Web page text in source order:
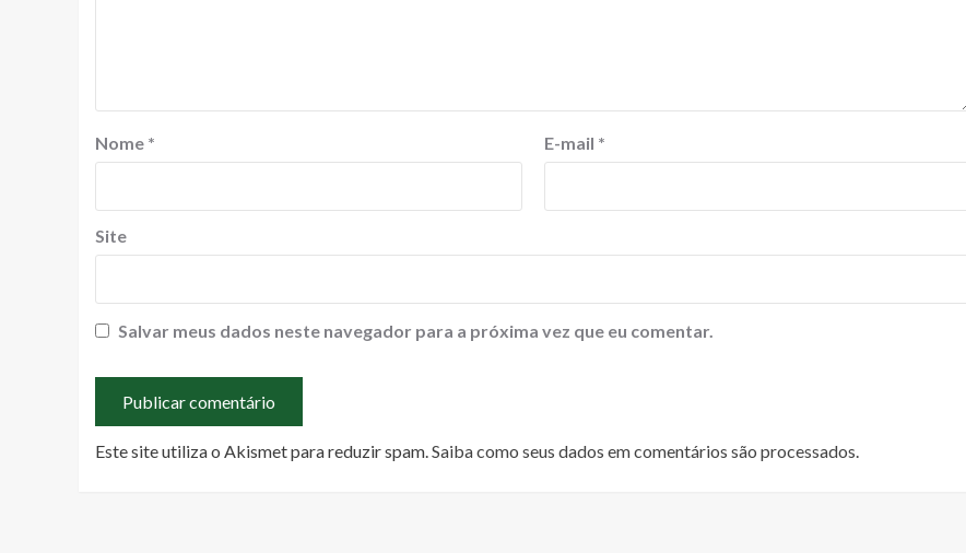
Nome * E-mail *
Site
Salvar meus dados neste navegador para a próxima vez que eu comentar.
Este site utiliza o Akismet para reduzir spam.Saiba como seus dados em comentários são processados.